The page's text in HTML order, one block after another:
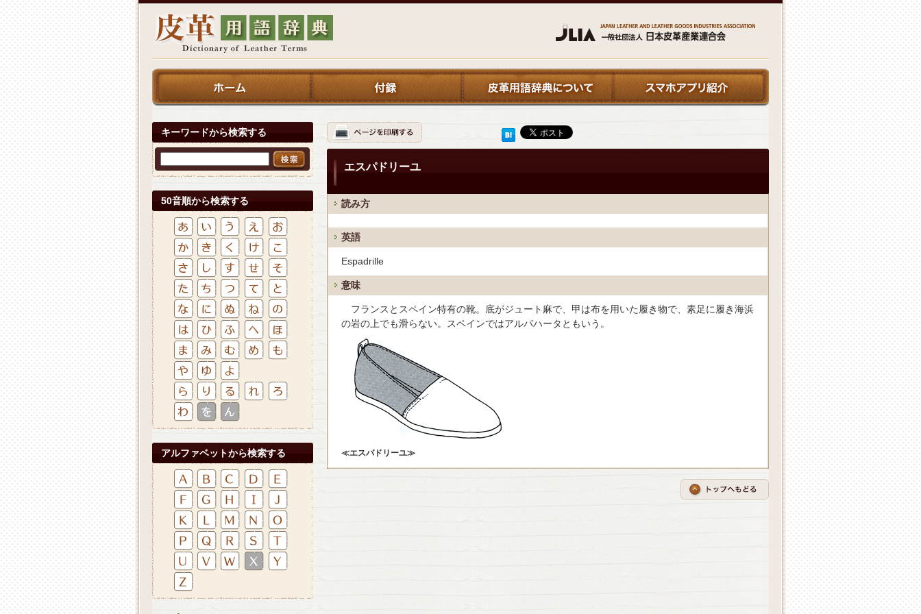
キーワードから検索する
50音順から検索する
アルファベットから検索する
エスパドリーユ
読み方
英語
Espadrille
意味
フランスとスペイン特有の靴。底がジュート麻で、甲は布を用いた履き物で、素足に履き海浜
の岩の上でも滑らない。スペインではアルパハータともいう。
≪エスパドリーユ≫